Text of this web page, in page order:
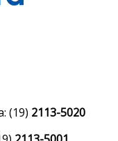
(19) 2113-5020